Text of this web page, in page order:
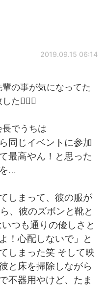
2019.09.15 06:14
の事が気になってた
た🤦🏻‍♀️
でうちは
同じイベントに参加
最高やん！と思った
…
しまって、彼の服が
、彼のズボンと靴と
つも通りの優しさと
！心配しないで」と
しまった笑 そして映
と床を掃除しながら
不器用やけど、たま